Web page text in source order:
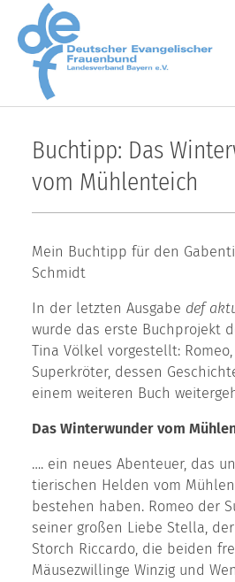
Skip to main content
Buchtipp: Das
vom Mühlenteich
Mein Buchtipp für den
Schmidt
In der letzten Ausgabe def
wurde das erste Buchprojekt
Tina Völkel vorgestellt:
Superkröter, dessen
einem weiteren Buch
Das Winterwunder vom
…. ein neues Abenteuer, das
tierischen Helden vom
bestehen haben. Romeo der
seiner großen Liebe Stella,
Storch Riccardo, die beiden
Mäusezwillinge Winzig und